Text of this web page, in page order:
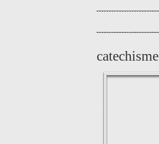
catechisme